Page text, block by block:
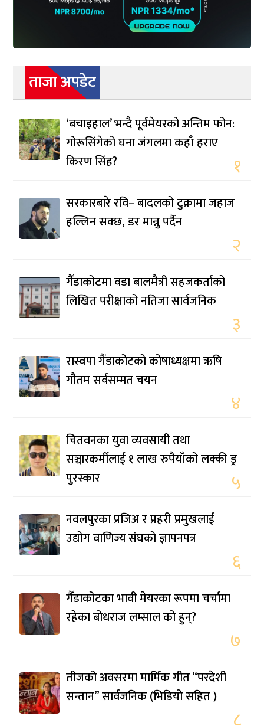
ताजा अपडेट
‘बचाइहाल’ भन्दै पूर्वमेयरको अन्तिम फोन:
गोरूसिंगेको घना जंगलमा कहाँ हराए
किरण सिंह?
१
सरकारबारे रवि– बादलको टुक्रामा जहाज
हल्लिन सक्छ, डर मान्नु पर्दैन
२
गैँडाकोटमा वडा बालमैत्री सहजकर्ताको
लिखित परीक्षाको नतिजा सार्वजनिक
३
रास्वपा गैंडाकोटको कोषाध्यक्षमा ऋषि
गौतम सर्वसम्मत चयन
४
चितवनका युवा व्यवसायी तथा
सञ्चारकर्मीलाई १ लाख रुपैयाँको लक्की ड्र
पुरस्कार
५
नवलपुरका प्रजिअ र प्रहरी प्रमुखलाई
उद्योग वाणिज्य संघको ज्ञापनपत्र
६
गैँडाकोटका भावी मेयरका रूपमा चर्चामा
रहेका बोधराज लम्साल को हुन्?
७
तीजको अवसरमा मार्मिक गीत “परदेशी
सन्तान” सार्वजनिक (भिडियो सहित )
८